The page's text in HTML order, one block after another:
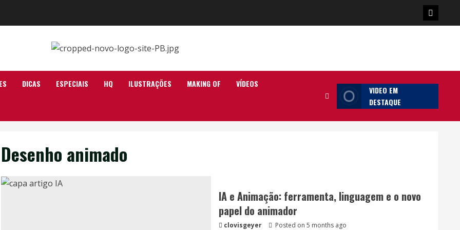
Poster
da
DICAS ESPECIAIS HQ ILUSTRAÇÕES MAKING OF VÍDEOS
VIDEO EM
DESTAQUE
Desenho animado
IA e Animação: ferramenta, linguagem e o novo
papel do animador
clovisgeyer Posted on 5 months ago